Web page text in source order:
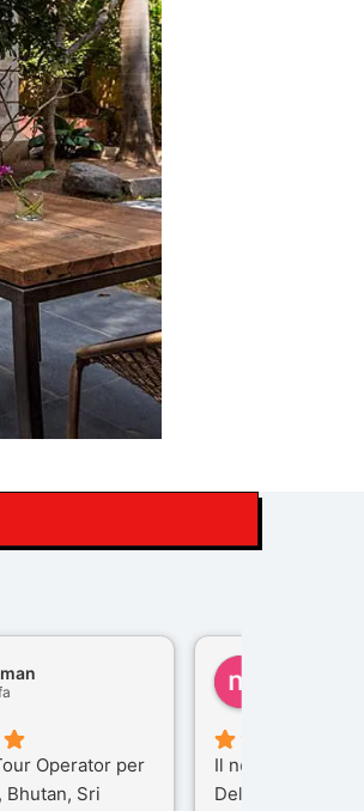
Operator per
Bhutan, Sri
Il nostro viaggio
Delhi e Varanasi